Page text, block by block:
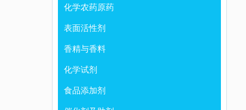
化学农药原药
表面活性剂
香精与香料
化学试剂
食品添加剂